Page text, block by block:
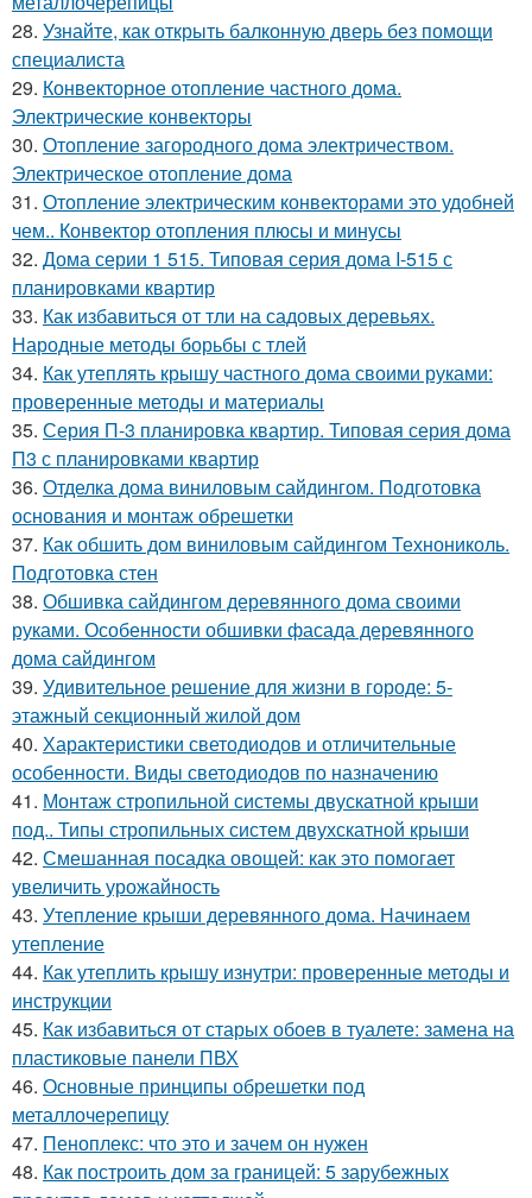
28. Узнайте, как открыть балконную дверь без помощи
специалиста
29. Конвекторное отопление частного дома.
Электрические конвекторы
30. Отопление загородного дома электричеством.
Электрическое отопление дома
31. Отопление электрическим конвекторами это удобней
чем.. Конвектор отопления плюсы и минусы
32. Дома серии 1 515. Типовая серия дома I-515 с
планировками квартир
33. Как избавиться от тли на садовых деревьях.
Народные методы борьбы с тлей
34. Как утеплять крышу частного дома своими руками:
проверенные методы и материалы
35. Серия П-3 планировка квартир. Типовая серия дома
П3 с планировками квартир
36. Отделка дома виниловым сайдингом. Подготовка
основания и монтаж обрешетки
37. Как обшить дом виниловым сайдингом Технониколь.
Подготовка стен
38. Обшивка сайдингом деревянного дома своими
руками. Особенности обшивки фасада деревянного
дома сайдингом
39. Удивительное решение для жизни в городе: 5-
этажный секционный жилой дом
40. Характеристики светодиодов и отличительные
особенности. Виды светодиодов по назначению
41. Монтаж стропильной системы двускатной крыши
под.. Типы стропильных систем двухскатной крыши
42. Смешанная посадка овощей: как это помогает
увеличить урожайность
43. Утепление крыши деревянного дома. Начинаем
утепление
44. Как утеплить крышу изнутри: проверенные методы и
инструкции
45. Как избавиться от старых обоев в туалете: замена на
пластиковые панели ПВХ
46. Основные принципы обрешетки под
металлочерепицу
47. Пеноплекс: что это и зачем он нужен
48. Как построить дом за границей: 5 зарубежных